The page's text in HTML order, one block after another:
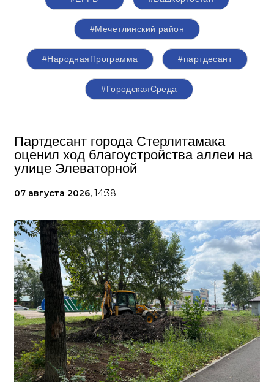
#Мечетлинский район
#НароднаяПрограмма #партдесант
#ГородскаяСреда
Партдесант города Стерлитамака
оценил ход благоустройства аллеи на
улице Элеваторной
07 августа 2026, 14:38